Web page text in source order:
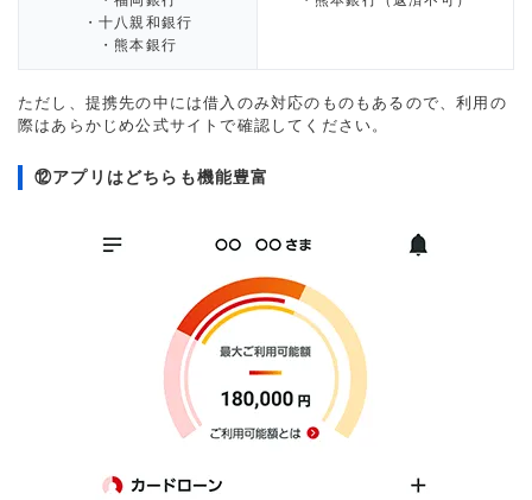
・十八親和銀行
・熊本銀行
ただし、提携先の中には借入のみ対応のものもあるので、利用の
際はあらかじめ公式サイトで確認してください。
⑫アプリはどちらも機能豊富